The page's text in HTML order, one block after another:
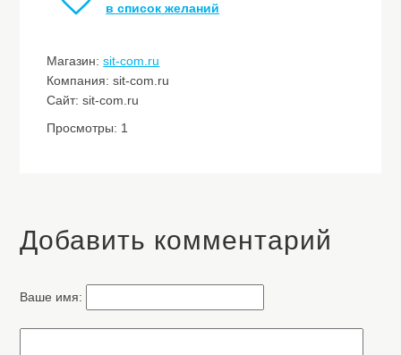
в список желаний
Магазин:sit-com.ru
Компания: sit-com.ru
Сайт: sit-com.ru
Просмотры: 1
Добавить комментарий
Ваше имя: